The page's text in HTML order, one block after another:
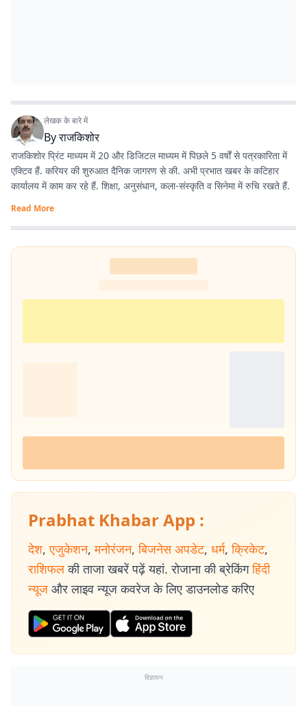
लेखक के बारे में
Byराजकिशोर
राजकिशोर प्रिंट माध्यम में 20 और डिजिटल माध्यम में पिछले 5 वर्षों से पत्रकारिता में
एक्टिव हैं. करियर की शुरुआत दैनिक जागरण से की. अभी प्रभात खबर के कटिहार
कार्यालय में काम कर रहे हैं. शिक्षा, अनुसंधान, कला-संस्कृति व सिनेमा में रुचि रखते हैं.
Read More
Prabhat Khabar App :
देश, एजुकेशन, मनोरंजन, बिजनेस अपडेट, धर्म, क्रिकेट,
राशिफल की ताजा खबरें पढ़ें यहां. रोजाना की ब्रेकिंग हिंदी
न्यूज और लाइव न्यूज कवरेज के लिए डाउनलोड करिए
विज्ञापन